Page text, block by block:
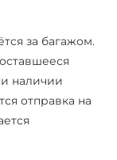
за багажом.
наличии
отправка на